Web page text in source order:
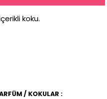
koku.
/ KOKULAR :